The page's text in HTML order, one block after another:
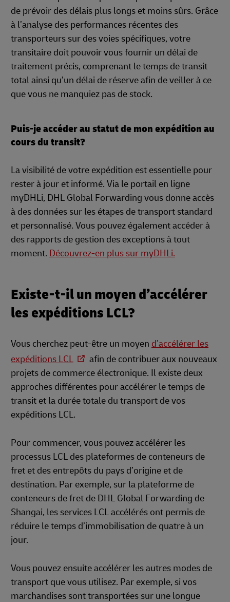
de prévoir des délais plus longs et moins sûrs. Grâce
à l’analyse des performances récentes des
transporteurs sur des voies spécifiques, votre
transitaire doit pouvoir vous fournir un délai de
traitement précis, comprenant le temps de transit
total ainsi qu’un délai de réserve afin de veiller à ce
que vous ne manquiez pas de stock.
Puis-je accéder au statut de mon expédition au
cours du transit?
La visibilité de votre expédition est essentielle pour
rester à jour et informé. Via le portail en ligne
myDHLi, DHL Global Forwarding vous donne accès
à des données sur les étapes de transport standard
et personnalisé. Vous pouvez également accéder à
des rapports de gestion des exceptions à tout
moment. Découvrez-en plus sur myDHLi.
Existe-t-il un moyen d’accélérer
les expéditions LCL?
Vous cherchez peut-être un moyen d’accélérer les
expéditions LCL
afin de contribuer aux nouveaux
projets de commerce électronique. Il existe deux
approches différentes pour accélérer le temps de
transit et la durée totale du transport de vos
expéditions LCL.
Pour commencer, vous pouvez accélérer les
processus LCL des plateformes de conteneurs de
fret et des entrepôts du pays d’origine et de
destination. Par exemple, sur la plateforme de
conteneurs de fret de DHL Global Forwarding de
Shangai, les services LCL accélérés ont permis de
réduire le temps d’immobilisation de quatre à un
jour.
Vous pouvez ensuite accélérer les autres modes de
transport que vous utilisez. Par exemple, si vos
marchandises sont transportées sur une longue